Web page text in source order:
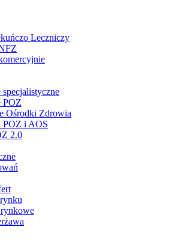
Leczniczy
POZ
Ośrodki Zdrowia
POZ i AOS
2.0